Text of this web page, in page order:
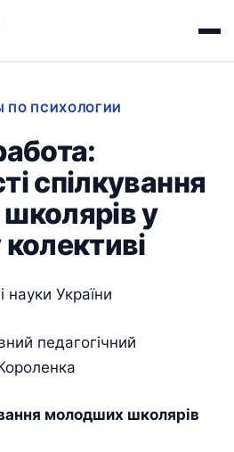
ПО ПСИХОЛОГИИ
спілкування
у
науки України
педагогічний
молодших школярів